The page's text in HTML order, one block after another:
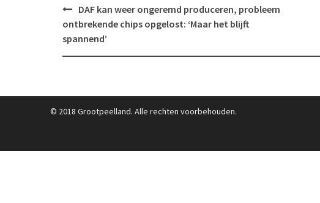
Post
navigation
DAF kan weer ongeremd produceren, probleem
ontbrekende chips opgelost: ‘Maar het blijft
spannend’
© 2018 Grootpeelland. Alle rechten voorbehouden.